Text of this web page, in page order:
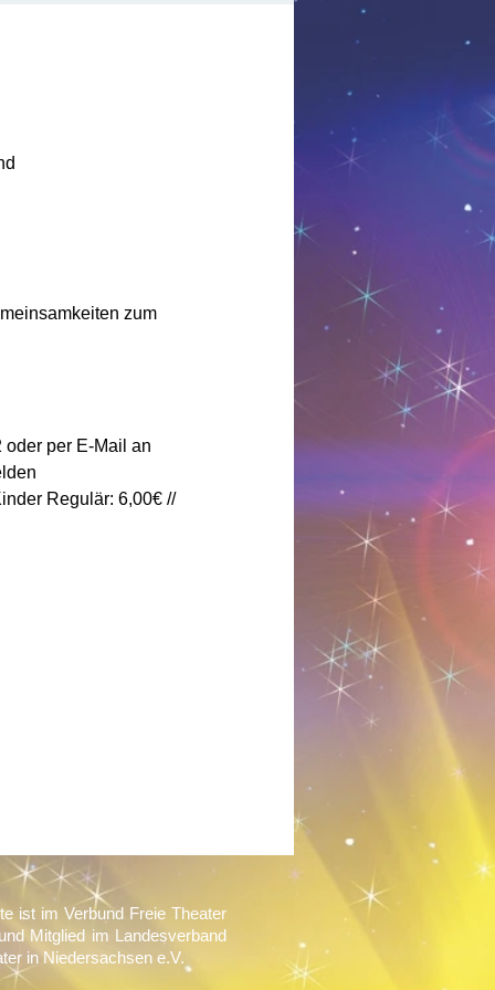
zum
per E-Mail an
Regulär: 6,00€ //
ist im Verbund Freie Theater
Mitglied im Landesverband
in Niedersachsen e.V.